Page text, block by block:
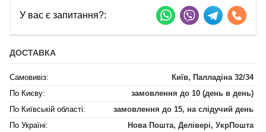
У вас є запитання?:
ДОСТАВКА
Самовивіз:
Київ, Палладіна 32/34
По Києву:
замовлення до 10 (день в день)
По Київській області:
замовлення до 15, на слідучий день
По Україні:
Нова Пошта, Делівері, УкрПошта